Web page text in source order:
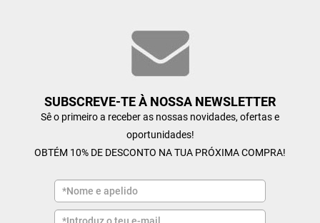
SUBSCREVE-TE À NOSSA NEWSLETTER
Sê o primeiro a receber as nossas novidades, ofertas e
oportunidades!
OBTÉM 10% DE DESCONTO NA TUA PRÓXIMA COMPRA!